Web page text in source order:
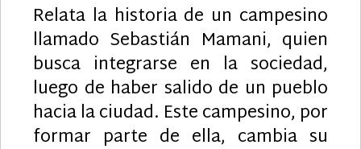
Relata la historia de un campesino
llamado Sebastián Mamani, quien
busca integrarse en la sociedad,
luego de haber salido de un pueblo
hacia la ciudad. Este campesino, por
formar parte de ella, cambia su